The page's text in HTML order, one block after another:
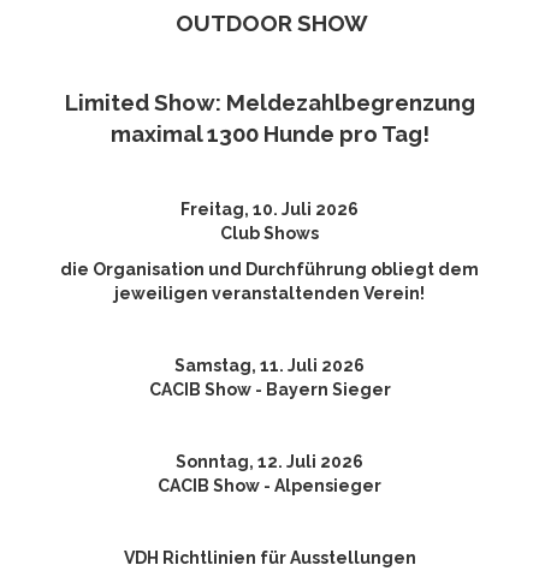
OUTDOOR SHOW
Limited Show: Meldezahlbegrenzung
maximal 1300 Hunde pro Tag!
Freitag, 10. Juli 2026
Club Shows
die Organisation und Durchführung obliegt dem
jeweiligen veranstaltenden Verein!
Samstag, 11. Juli 2026
CACIB Show - Bayern Sieger
Sonntag, 12. Juli 2026
CACIB Show - Alpensieger
VDH Richtlinien für Ausstellungen